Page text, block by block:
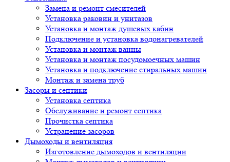
Замена и ремонт смесителей
Установка раковин и унитазов
Установка и монтаж душевых кабин
Подключение и установка водонагревателей
Установка и монтаж ванны
Установка и монтаж посудомоечных машин
Установка и подключение стиральных машин
Монтаж и замена труб
Засоры и септики
Установка септика
Обслуживание и ремонт септика
Прочистка септика
Устранение засоров
Дымоходы и вентиляция
Изготовление дымоходов и вентиляции